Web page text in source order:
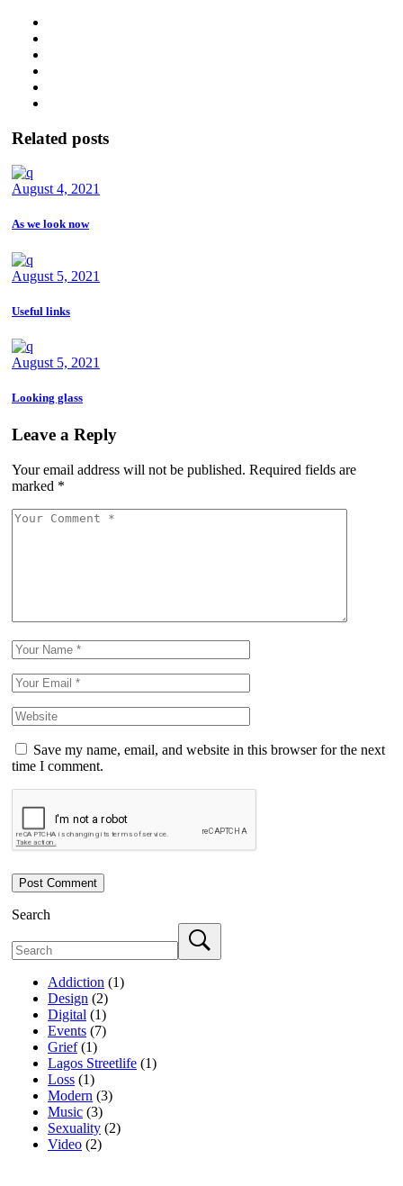
Related posts
August 4, 2021
As we look now
August 5, 2021
Useful links
August 5, 2021
Looking glass
Leave a Reply
Your email address will not be published. Required fields are
marked *
Save my name, email, and website in this browser for the next
time I comment.
Post Comment
Search
Addiction (1)
Design (2)
Digital (1)
Events (7)
Grief(1)
Lagos Streetlife (1)
Loss (1)
Modern (3)
Music (3)
Sexuality (2)
Video (2)